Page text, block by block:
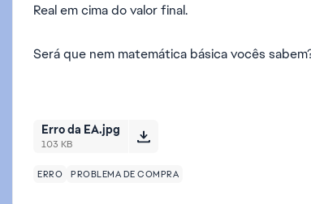
Real em cima do valor final.
Será que nem matemática básica vocês
Erro da EA.jpg
103 KB
ERRO PROBLEMA DE COMPRA